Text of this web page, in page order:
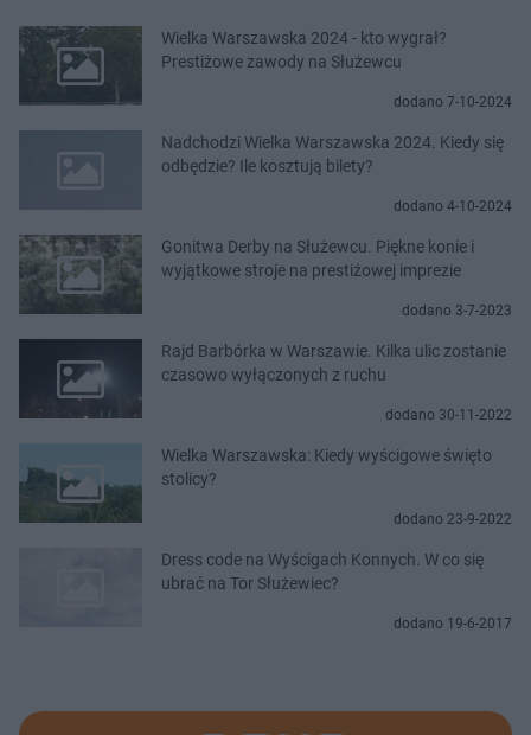
Wielka Warszawska 2024 - kto wygrał?
Prestiżowe zawody na Służewcu
dodano 7-10-2024
Nadchodzi Wielka Warszawska 2024. Kiedy się
odbędzie? Ile kosztują bilety?
dodano 4-10-2024
Gonitwa Derby na Służewcu. Piękne konie i
wyjątkowe stroje na prestiżowej imprezie
dodano 3-7-2023
Rajd Barbórka w Warszawie. Kilka ulic zostanie
czasowo wyłączonych z ruchu
dodano 30-11-2022
Wielka Warszawska: Kiedy wyścigowe święto
stolicy?
dodano 23-9-2022
Dress code na Wyścigach Konnych. W co się
ubrać na Tor Służewiec?
dodano 19-6-2017